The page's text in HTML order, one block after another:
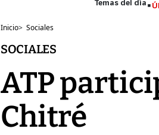
Inicio> Sociales
SOCIALES
ATP
Chitré